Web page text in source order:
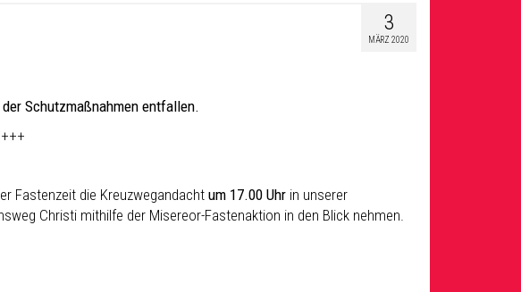
3
MÄRZ 2020
Schutzmaßnahmen entfallen.
Fastenzeit die Kreuzwegandacht um 17.00 Uhr in unserer
Christi mithilfe der Misereor-Fastenaktion in den Blick nehmen.